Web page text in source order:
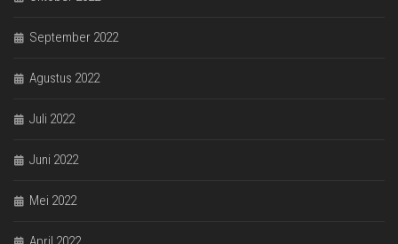
September 2022
Agustus 2022
Juli 2022
Juni 2022
Mei 2022